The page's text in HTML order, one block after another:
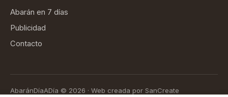
Abarán en 7 días
Publicidad
Contacto
AbaránDíaADía © 2026 · Web creada por SanCreate